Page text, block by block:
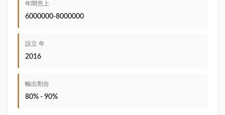
年間売上
6000000-8000000
設立 年
2016
輸出割合
80% - 90%